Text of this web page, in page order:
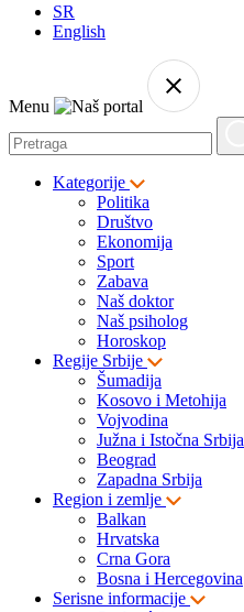
SR
English
Menu
Kategorije
Politika
Društvo
Ekonomija
Sport
Zabava
Naš doktor
Naš psiholog
Horoskop
Regije Srbije
Šumadija
Kosovo i Metohija
Vojvodina
Južna i Istočna Srbija
Beograd
Zapadna Srbija
Region i zemlje
Balkan
Hrvatska
Crna Gora
Bosna i Hercegovina
Serisne informacije